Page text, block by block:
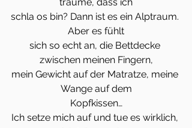
schla os bin? Dann ist es ein Alptraum.
Aber es fühlt
sich so echt an, die Bettdecke
zwischen meinen Fingern,
mein Gewicht auf der Matratze, meine
Wange auf dem
Kopfkissen…
Ich setze mich auf und tue es wirklich,